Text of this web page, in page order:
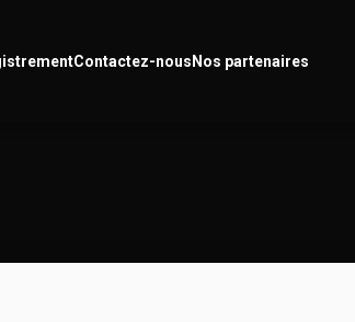
Contactez-nous Nos partenaires